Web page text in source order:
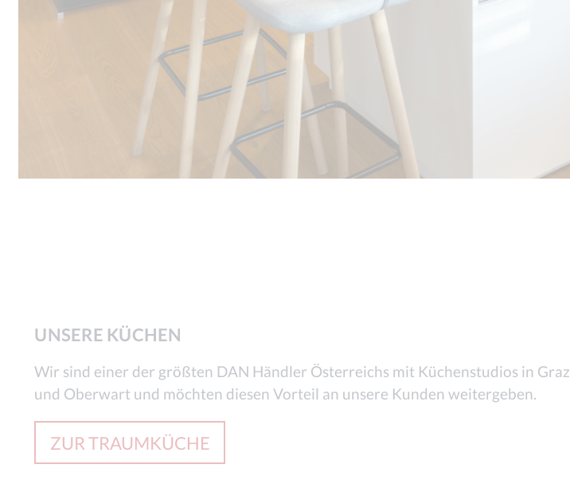
UNSERE KÜCHEN
Wir sind einer der größten DAN Händler Österreichs mit Küchenstudios in Graz
und Oberwart und möchten diesen Vorteil an unsere Kunden weitergeben.
ZUR TRAUMKÜCHE